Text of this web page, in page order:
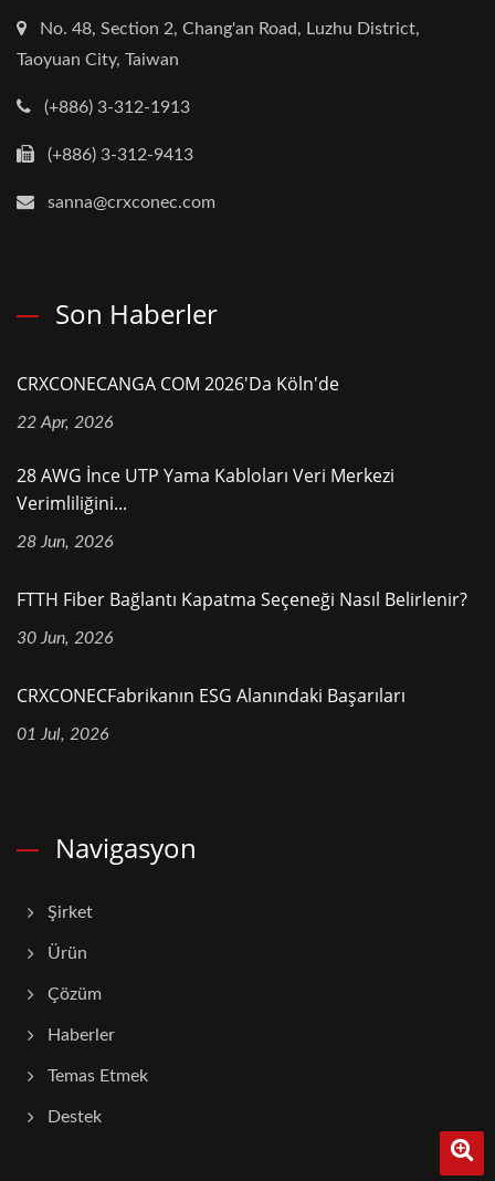
No. 48, Section 2, Chang'an Road, Luzhu District,
Taoyuan City, Taiwan
(+886) 3-312-1913
(+886) 3-312-9413
sanna@crxconec.com
Son Haberler
CRXCONECANGA COM 2026'da Köln'de
22 Apr, 2026
28 AWG İnce UTP Yama Kabloları Veri Merkezi
Verimliliğini...
28 Jun, 2026
FTTH Fiber Bağlantı Kapatma Seçeneği Nasıl Belirlenir?
30 Jun, 2026
CRXCONECFabrikanın ESG Alanındaki Başarıları
01 Jul, 2026
Navigasyon
Şirket
Ürün
Çözüm
Haberler
Temas Etmek
Destek